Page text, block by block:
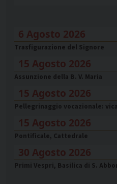
6 Agosto 2026
Trasfigurazione del Signore
15 Agosto 2026
Assunzione della B. V. Maria
15 Agosto 2026
Pellegrinaggio vocazionale:
15 Agosto 2026
Pontificale, Cattedrale
30 Agosto 2026
Primi Vespri, Basilica di S.